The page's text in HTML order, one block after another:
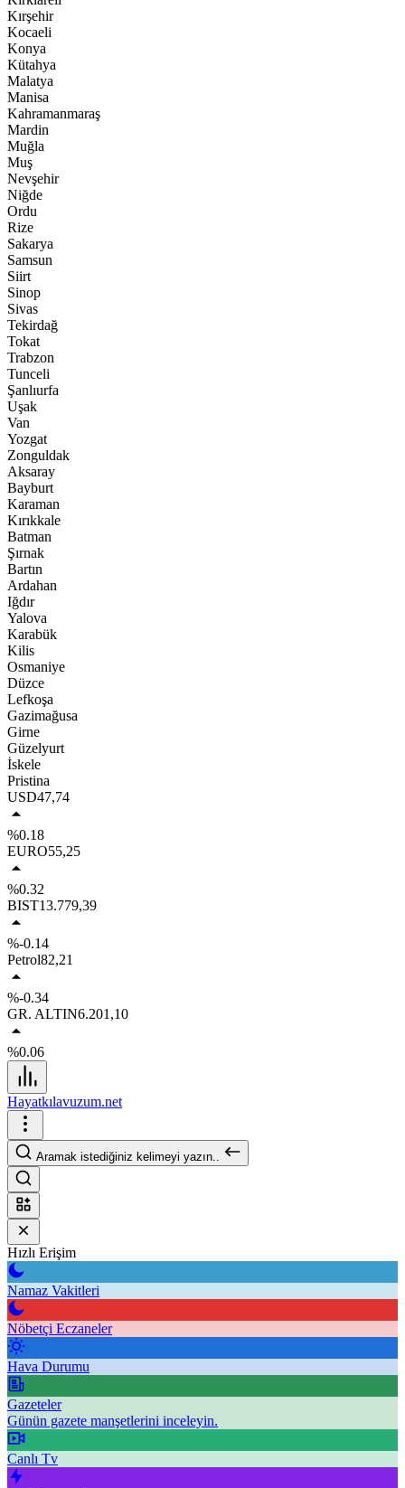
Kırşehir
Kocaeli
Konya
Kütahya
Malatya
Manisa
Kahramanmaraş
Mardin
Muğla
Muş
Nevşehir
Niğde
Ordu
Rize
Sakarya
Samsun
Siirt
Sinop
Sivas
Tekirdağ
Tokat
Trabzon
Tunceli
Şanlıurfa
Uşak
Van
Yozgat
Zonguldak
Aksaray
Bayburt
Karaman
Kırıkkale
Batman
Şırnak
Bartın
Ardahan
Iğdır
Yalova
Karabük
Kilis
Osmaniye
Düzce
Lefkoşa
Gazimağusa
Girne
Güzelyurt
İskele
Pristina
USD47,74
%0.18
EURO55,25
%0.32
BIST13.779,39
%-0.14
Petrol82,21
%-0.34
GR. ALTIN6.201,10
%0.06
Hayatkılavuzum.net
Aramak istediğiniz kelimeyi yazın..
Hızlı Erişim
Namaz Vakitleri
Nöbetçi Eczaneler
Hava Durumu
Gazeteler
Günün gazete manşetlerini inceleyin.
Canlı Tv